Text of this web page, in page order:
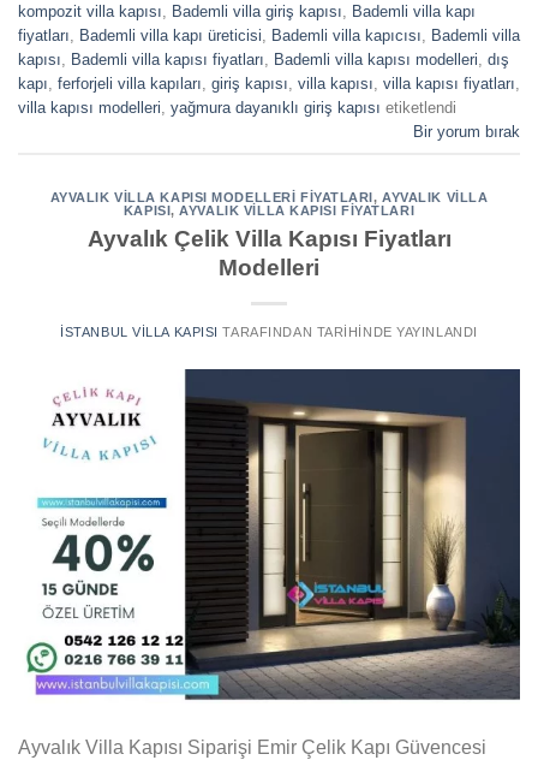
kompozit villa kapısı
Bademli villa giriş kapısı
Bademli villa kapı
fiyatları
Bademli villa kapı üreticisi Bademli villa kapıcısı
Bademli villa
kapısı
Bademli villa kapısı fiyatları Bademli villa kapısı modelleri dış
kapı ferforjeli villa kapıları giriş kapısı villa kapısı villa kapısı fiyatları
villa kapısı modelleri yağmura dayanıklı giriş kapısı etiketlendi
Bir yorum bırak
AYVALIK VILLA KAPISI MODELLERI FIYATLARI,AYVALIK VILLA
KAPISI,AYVALIK VILLA KAPISI FIYATLARI
Ayvalık Çelik Villa Kapısı Fiyatları
Modelleri
İSTANBUL VILLA KAPISI TARAFINDAN TARIHINDE YAYINLANDI
Ayvalık Villa Kapısı Siparişi Emir Çelik Kapı Güvencesi